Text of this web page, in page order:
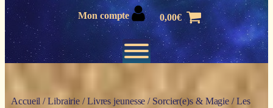
Mon compte 0,00€
Accueil /Librairie /Livres jeunesse / Sorcier(e)s & Magie / Les